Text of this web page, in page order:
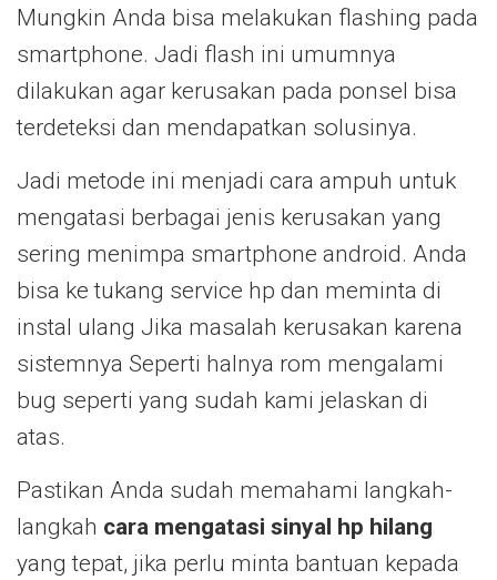
Mungkin Anda bisa melakukan flashing pada
smartphone. Jadi flash ini umumnya
dilakukan agar kerusakan pada ponsel bisa
terdeteksi dan mendapatkan solusinya.
Jadi metode ini menjadi cara ampuh untuk
mengatasi berbagai jenis kerusakan yang
sering menimpa smartphone android. Anda
bisa ke tukang service hp dan meminta di
instal ulang Jika masalah kerusakan karena
sistemnya Seperti halnya rom mengalami
bug seperti yang sudah kami jelaskan di
atas.
Pastikan Anda sudah memahami langkah-
langkah cara mengatasi sinyal hp hilang
yang tepat, jika perlu minta bantuan kepada